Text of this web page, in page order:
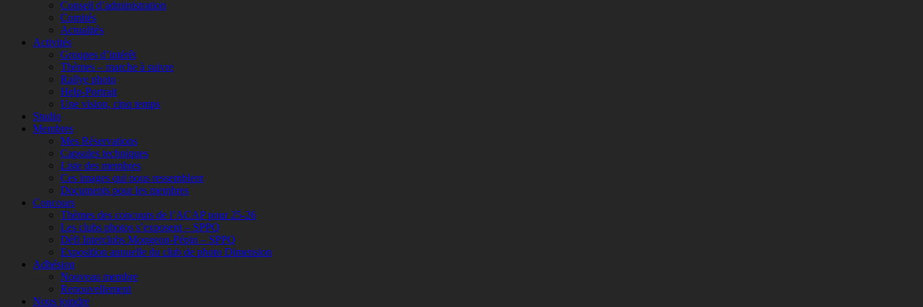
Conseil d’administration
Comités
Actualités
Activités
Groupes d’intérêt
Thèmes – marche à suivre
Rallye photo
Help-Portrait
Une vision, cinq temps
Studio
Membres
Mes Réservations
Capsules techniques
Liste des membres
Ces images qui nous ressemblent
Documents pour les membres
Concours
Thèmes des concours de l’ACAP pour 25-26
Les clubs photos s’exposent – SPPQ
Défi Interclubs Mongeon-Pépin – SPPQ
Exposition annuelle du club de photo Dimension
Adhésion
Nouveau membre
Renouvellement
Nous joindre